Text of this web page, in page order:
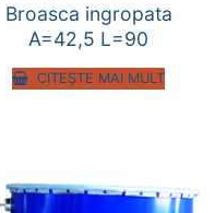
Broasca ingropata
A=42,5 L=90
CITEȘTE MAI MULT